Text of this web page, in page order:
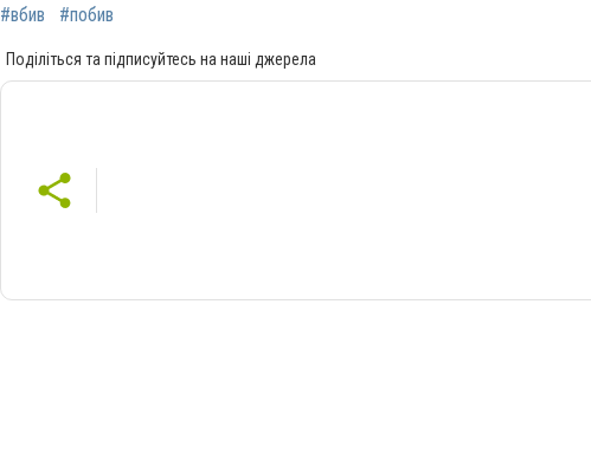
#вбив #побив
Поділіться та підписуйтесь на наші джерела